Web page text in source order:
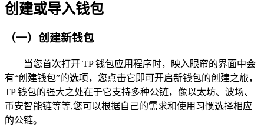
创建或导入钱包
（一）创建新钱包
当您首次打开 TP 钱包应用程序时，映入眼帘的界面中会
有“创建钱包”的选项，您点击它即可开启新钱包的创建之旅，
TP 钱包的强大之处在于它支持多种公链，像以太坊、波场、
币安智能链等等,您可以根据自己的需求和使用习惯选择相应
的公链。